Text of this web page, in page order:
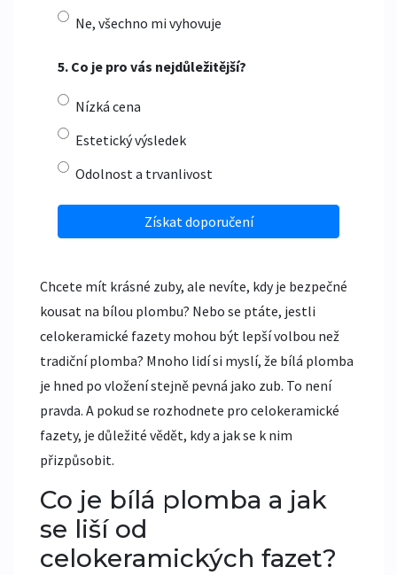
Ne, všechno mi vyhovuje
5. Co je pro vás nejdůležitější?
Nízká cena
Estetický výsledek
Odolnost a trvanlivost
Získat doporučení
Chcete mít krásné zuby, ale nevíte, kdy je bezpečné
kousat na bílou plombu? Nebo se ptáte, jestli
celokeramické fazety mohou být lepší volbou než
tradiční plomba? Mnoho lidí si myslí, že bílá plomba
je hned po vložení stejně pevná jako zub. To není
pravda. A pokud se rozhodnete pro celokeramické
fazety, je důležité vědět, kdy a jak se k nim
přizpůsobit.
Co je bílá plomba a jak
se liší od
celokeramických fazet?